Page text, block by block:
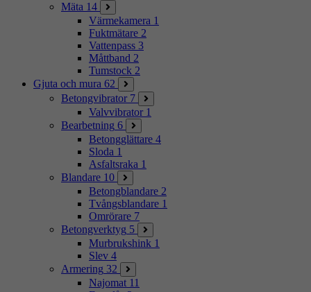
Mäta 14
Värmekamera 1
Fuktmätare 2
Vattenpass 3
Måttband 2
Tumstock 2
Gjuta och mura 62
Betongvibrator 7
Valvvibrator 1
Bearbetning 6
Betongglättare 4
Sloda 1
Asfaltsraka 1
Blandare 10
Betongblandare 2
Tvångsblandare 1
Omrörare 7
Betongverktyg 5
Murbrukshink 1
Slev 4
Armering 32
Najomat 11